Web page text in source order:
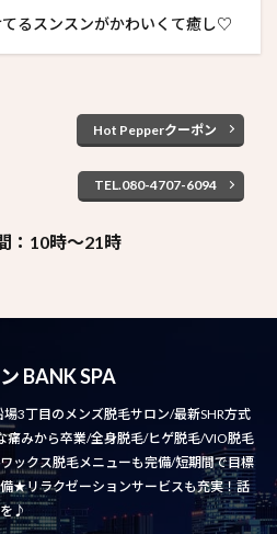
るスンスンがかわいくて癒し♡
Hot Pepperクーポン
TEL.080-4707-6094
：10時～21時
BANK SPA
3丁目のメンズ脱毛サロン/最新SHR方式
痛みから卒業/全身脱毛/ヒゲ脱毛/VIO脱毛
ックス脱毛メニューも完備/短期間で目標
★リラクゼーションサービスも充実！話
♪